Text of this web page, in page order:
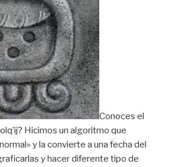
Conoces el
Hicimos un algoritmo que
y la convierte a una fecha del
y hacer diferente tipo de